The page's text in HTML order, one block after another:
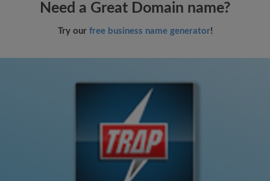
Need a Great Domain name?
Try our free business name generator!